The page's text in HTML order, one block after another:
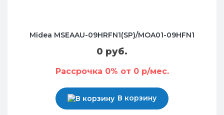
Midea MSEAAU-09HRFN1(SP)/MOA01-09HFN1
0 руб.
Рассрочка 0% от 0 р/мес.
В корзину